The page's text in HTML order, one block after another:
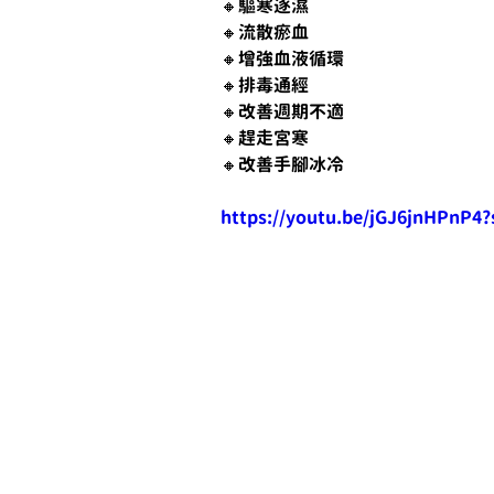
🔸驅寒逐濕
🔸流散瘀血
🔸增強血液循環
🔸排毒通經
🔸改善週期不適
🔸趕走宮寒
🔸改善手腳冰冷
https://youtu.be/